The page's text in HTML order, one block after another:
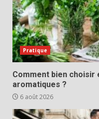
Pratique
Comment bien
aromatiques ?
6 août 2026